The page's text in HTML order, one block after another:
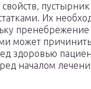
пустырник
Их
пренебрежение
может причинить
здоровью
началом